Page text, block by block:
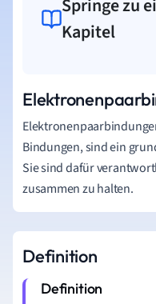
Springe zu
Kapitel
Bindungen, sind ein
Sie sind dafür
zusammen zu halten.
Definition